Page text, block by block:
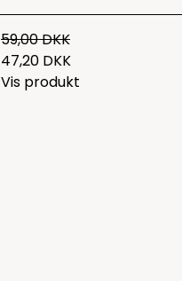
59,00 DKK
47,20 DKK
Vis produkt